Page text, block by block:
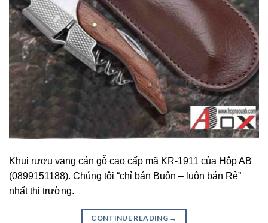
Khui rượu vang cán gỗ cao cấp mã KR-1911 của Hộp AB
(0899151188). Chúng tôi “chỉ bán Buôn – luôn bán Rẻ”
nhất thị trường.
CONTINUE READING →